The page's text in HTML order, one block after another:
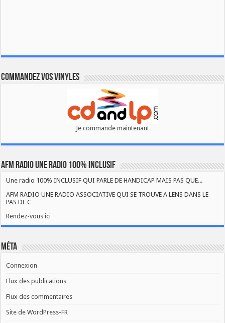
Commandez vos vinyles
Je commande maintenant
AFM RADIO UNE RADIO 100% INCLUSIF
Une radio 100% INCLUSIF QUI PARLE DE HANDICAP MAIS PAS QUE...
AFM RADIO UNE RADIO ASSOCIATIVE QUI SE TROUVE A LENS DANS LE
PAS DE C
Rendez-vous ici
Méta
Connexion
Flux des publications
Flux des commentaires
Site de WordPress-FR